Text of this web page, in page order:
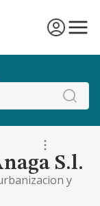
S.l.
y
o ajenos